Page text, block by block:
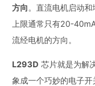
方向。直流电机启动
上限通常只有20-
流经电机的方向。
L293D 芯片就是为解
象成一个巧妙的电子